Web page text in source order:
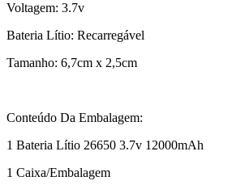
Voltagem: 3.7v
Bateria Lítio: Recarregável
Tamanho: 6,7cm x 2,5cm
Conteúdo Da Embalagem:
1 Bateria Lítio 26650 3.7v 12000mAh
1 Caixa/Embalagem